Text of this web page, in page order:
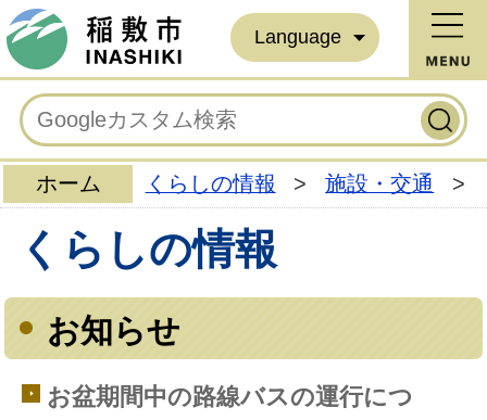
Language
ホーム くらしの情報 > 施設・交通 >
くらしの情報
お知らせ
お盆期間中の路線バスの運行につ